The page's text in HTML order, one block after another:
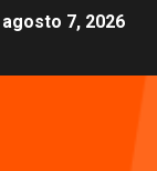
agosto 7, 2026